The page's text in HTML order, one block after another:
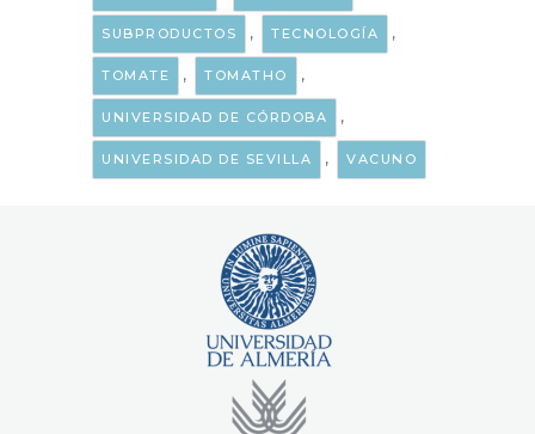
SUBPRODUCTOS , TECNOLOGÍA ,
TOMATE , TOMATHO ,
UNIVERSIDAD DE CÓRDOBA ,
UNIVERSIDAD DE SEVILLA , VACUNO